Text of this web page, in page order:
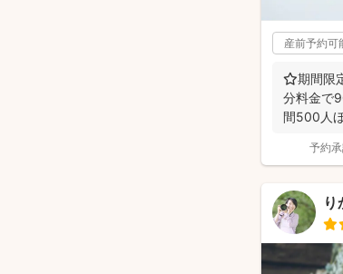
産前予約可
⭐️期間限
分料金で
間500人
予約承
り